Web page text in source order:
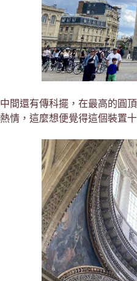
中間還有傳科擺，在最高的圓
熱情，這麼想便覺得這個裝置